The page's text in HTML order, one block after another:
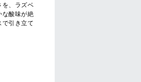
を、ラズベ
な酸味が絶
で引き立て